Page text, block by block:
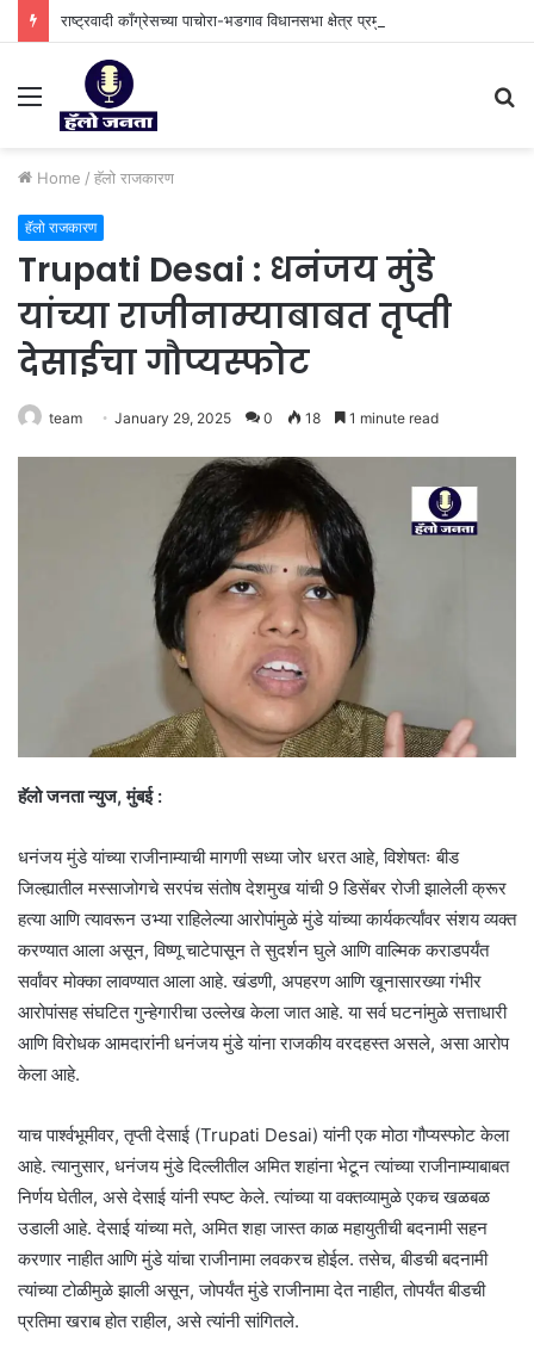
Menu
Home / हॅलो राजकारण
हॅलो राजकारण
Trupati Desai : धनंजय मुंडे
यांच्या राजीनाम्याबाबत तृप्ती
देसाईचा गौप्यस्फोट
team January 29, 2025 0 18 1 minute read
हॅलो जनता न्युज, मुंबई :
धनंजय मुंडे यांच्या राजीनाम्याची मागणी सध्या जोर धरत आहे, विशेषतः बीड
जिल्ह्यातील मस्साजोगचे सरपंच संतोष देशमुख यांची 9 डिसेंबर रोजी झालेली क्रूर
हत्या आणि त्यावरून उभ्या राहिलेल्या आरोपांमुळे मुंडे यांच्या कार्यकर्त्यांवर संशय व्यक्त
करण्यात आला असून, विष्णू चाटेपासून ते सुदर्शन घुले आणि वाल्मिक कराडपर्यंत
सर्वांवर मोक्का लावण्यात आला आहे. खंडणी, अपहरण आणि खूनासारख्या गंभीर
आरोपांसह संघटित गुन्हेगारीचा उल्लेख केला जात आहे. या सर्व घटनांमुळे सत्ताधारी
आणि विरोधक आमदारांनी धनंजय मुंडे यांना राजकीय वरदहस्त असले, असा आरोप
केला आहे.
याच पार्श्वभूमीवर, तृप्ती देसाई (Trupati Desai) यांनी एक मोठा गौप्यस्फोट केला
आहे. त्यानुसार, धनंजय मुंडे दिल्लीतील अमित शहांना भेटून त्यांच्या राजीनाम्याबाबत
निर्णय घेतील, असे देसाई यांनी स्पष्ट केले. त्यांच्या या वक्तव्यामुळे एकच खळबळ
उडाली आहे. देसाई यांच्या मते, अमित शहा जास्त काळ महायुतीची बदनामी सहन
करणार नाहीत आणि मुंडे यांचा राजीनामा लवकरच होईल. तसेच, बीडची बदनामी
त्यांच्या टोळीमुळे झाली असून, जोपर्यंत मुंडे राजीनामा देत नाहीत, तोपर्यंत बीडची
प्रतिमा खराब होत राहील, असे त्यांनी सांगितले.